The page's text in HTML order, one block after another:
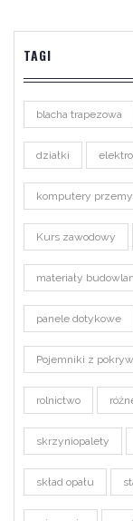
TAGI
blacha trapezowa
działki
komputery
Kurs zawodowy
materiały
panele dotykowe
Pojemniki z
rolnictwo
skrzyniopalety
skład opału